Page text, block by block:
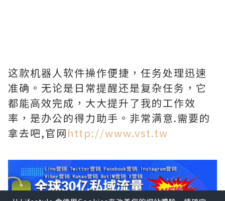
这款机器人软件操作便捷，任务处理迅速
准确。无论是日常提醒还是复杂任务，它
都能高效完成，大大提升了我的工作效
率，是办公的得力助手。非常满意.需要的
拿去吧,官网http://www.vst.tw